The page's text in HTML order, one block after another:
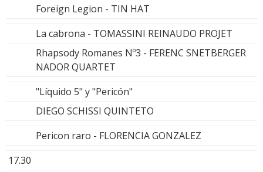
Foreign Legion - TIN HAT
La cabrona - TOMASSINI REINAUDO PROJET
Rhapsody Romanes Nº3 - FERENC SNETBERGER
NADOR QUARTET
"Líquido 5" y "Pericón"
DIEGO SCHISSI QUINTETO
Pericon raro - FLORENCIA GONZALEZ
17.30